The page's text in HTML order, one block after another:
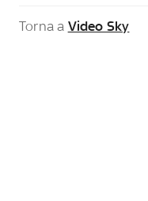
Torna a Video Sky